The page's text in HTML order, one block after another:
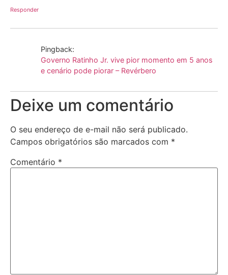
Responder
Pingback:
Governo Ratinho Jr. vive pior momento em 5 anos
e cenário pode piorar – Revérbero
Deixe um comentário
O seu endereço de e-mail não será publicado.
Campos obrigatórios são marcados com *
Comentário *